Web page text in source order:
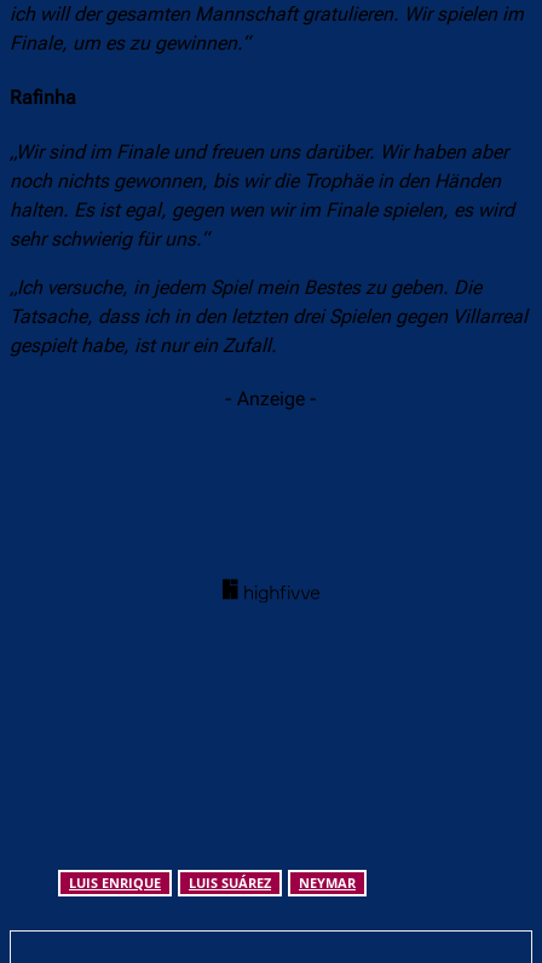
ich will der gesamten Mannschaft gratulieren. Wir spielen im
Finale, um es zu gewinnen.“
Rafinha
„Wir sind im Finale und freuen uns darüber. Wir haben aber
noch nichts gewonnen, bis wir die Trophäe in den Händen
halten. Es ist egal, gegen wen wir im Finale spielen, es wird
sehr schwierig für uns.“
„Ich versuche, in jedem Spiel mein Bestes zu geben. Die
Tatsache, dass ich in den letzten drei Spielen gegen Villarreal
gespielt habe, ist nur ein Zufall.
- Anzeige -
LUIS ENRIQUE LUIS SUÁREZ NEYMAR